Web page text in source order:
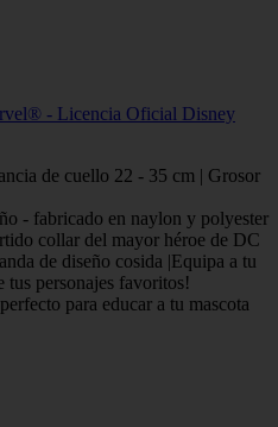
- Licencia Oficial Disney
de cuello 22 - 35 cm | Grosor
- fabricado en naylon y polyester
collar del mayor héroe de DC
de diseño cosida |Equipa a tu
tus personajes favoritos!
para educar a tu mascota